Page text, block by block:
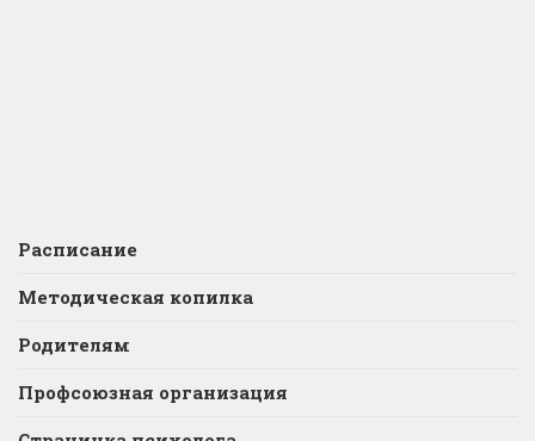
Расписание
Методическая копилка
Родителям
Профсоюзная организация